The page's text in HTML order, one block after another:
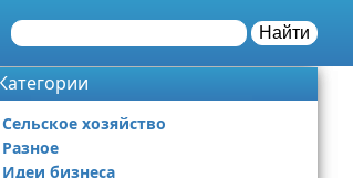
Найти
Сельское хозяйство
Разное
Идеи бизнеса